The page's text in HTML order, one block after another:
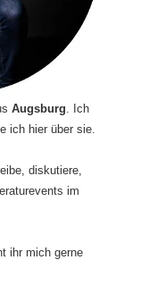
Augsburg . Ich
ich hier über sie.
diskutiere,
im
ihr mich gerne